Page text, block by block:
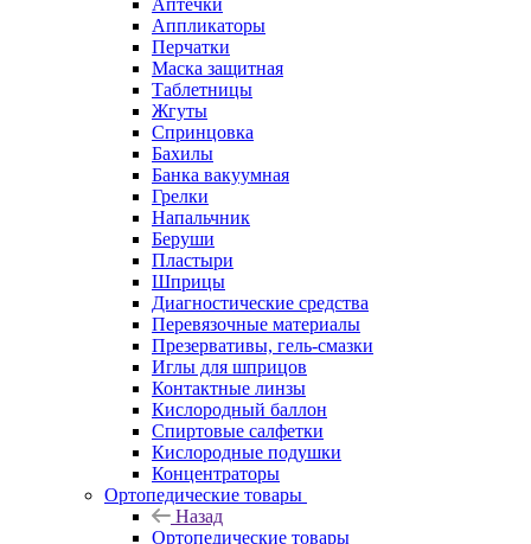
Аптечки
Аппликаторы
Перчатки
Маска защитная
Таблетницы
Жгуты
Спринцовка
Бахилы
Банка вакуумная
Грелки
Напальчник
Беруши
Пластыри
Шприцы
Диагностические средства
Перевязочные материалы
Презервативы, гель-смазки
Иглы для шприцов
Контактные линзы
Кислородный баллон
Спиртовые салфетки
Кислородные подушки
Концентраторы
Ортопедические товары
Назад
Ортопедические товары